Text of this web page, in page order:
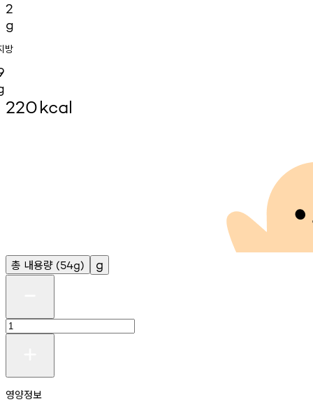
2
g
방
220kcal
총 내용량 (54g) g
영양정보